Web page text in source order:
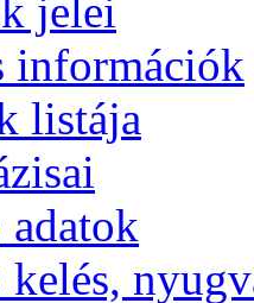
je­lei
in­for­má­ci­ók
lis­tá­ja